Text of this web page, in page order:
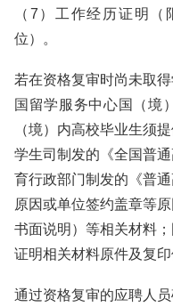
（7）工作经历证明
位）。
若在资格复审时尚未取
国留学服务中心国（境
（境）内高校毕业生须
学生司制发的《全国普
育行政部门制发的《普
原因或单位签约盖章等
书面说明）等相关材料
证明相关材料原件及复印
通过资格复审的应聘人